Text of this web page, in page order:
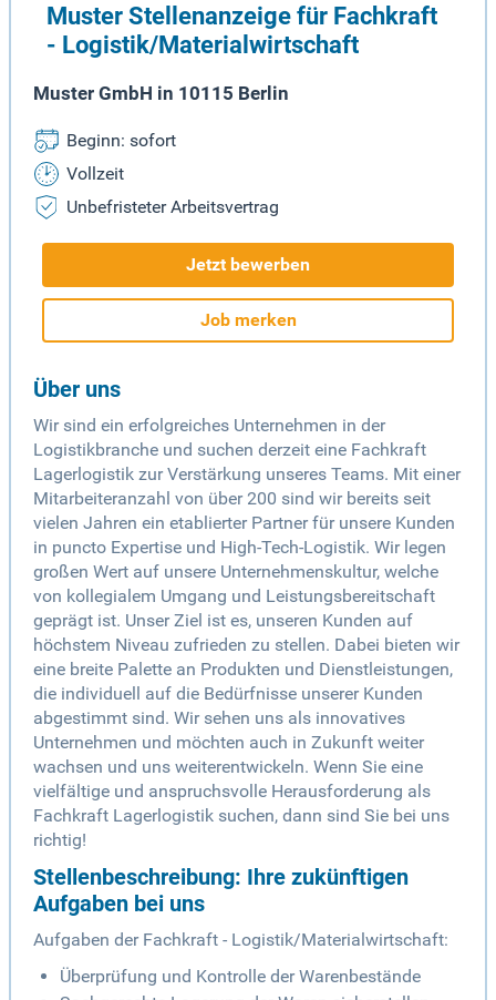
Muster Stellenanzeige für Fachkraft
- Logistik/Materialwirtschaft
Muster GmbH in 10115 Berlin
Beginn: sofort
Vollzeit
Unbefristeter Arbeitsvertrag
Jetzt bewerben
Job merken
Über uns
Wir sind ein erfolgreiches Unternehmen in der
Logistikbranche und suchen derzeit eine Fachkraft
Lagerlogistik zur Verstärkung unseres Teams. Mit einer
Mitarbeiteranzahl von über 200 sind wir bereits seit
vielen Jahren ein etablierter Partner für unsere Kunden
in puncto Expertise und High-Tech-Logistik. Wir legen
großen Wert auf unsere Unternehmenskultur, welche
von kollegialem Umgang und Leistungsbereitschaft
geprägt ist. Unser Ziel ist es, unseren Kunden auf
höchstem Niveau zufrieden zu stellen. Dabei bieten wir
eine breite Palette an Produkten und Dienstleistungen,
die individuell auf die Bedürfnisse unserer Kunden
abgestimmt sind. Wir sehen uns als innovatives
Unternehmen und möchten auch in Zukunft weiter
wachsen und uns weiterentwickeln. Wenn Sie eine
vielfältige und anspruchsvolle Herausforderung als
Fachkraft Lagerlogistik suchen, dann sind Sie bei uns
richtig!
Stellenbeschreibung: Ihre zukünftigen
Aufgaben bei uns
Aufgaben der Fachkraft - Logistik/Materialwirtschaft:
Überprüfung und Kontrolle der Warenbestände